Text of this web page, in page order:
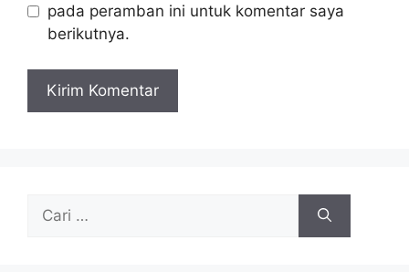
pada peramban ini untuk komentar saya
berikutnya.
untuk: